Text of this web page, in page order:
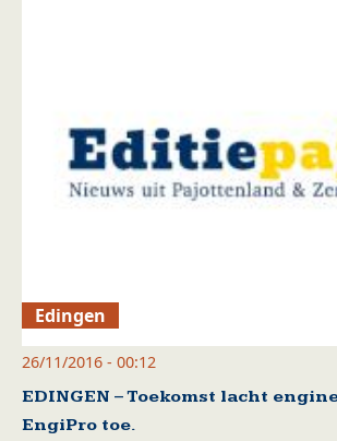
Edingen
26/11/2016 - 00:12
EDINGEN – Toekomst lacht
EngiPro toe.